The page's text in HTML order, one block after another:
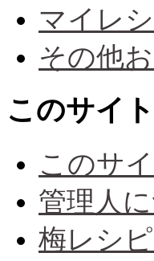
マイレ
その他
このサイ
このサ
管理人
梅レシ